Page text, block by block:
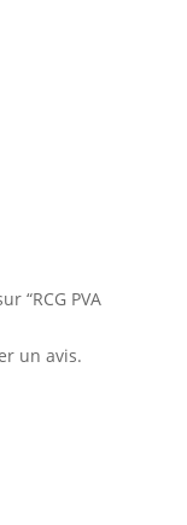
“RCG PVA
un avis.